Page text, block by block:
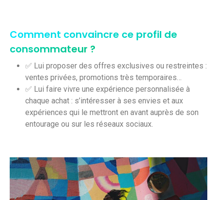
Comment convaincre ce profil de
consommateur ?
✅ Lui proposer des offres exclusives ou restreintes :
ventes privées, promotions très temporaires…
✅ Lui faire vivre une expérience personnalisée à
chaque achat : s’intéresser à ses envies et aux
expériences qui le mettront en avant auprès de son
entourage ou sur les réseaux sociaux.